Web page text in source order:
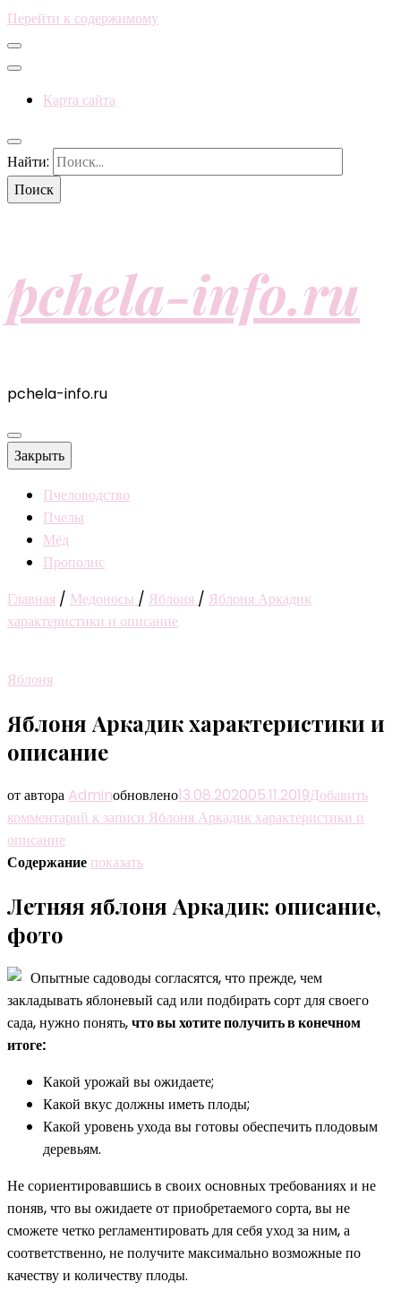
Перейти к содержимому
Карта сайта
Найти:
pchela-info.ru
pchela-info.ru
Закрыть
Пчеловодство
Пчелы
Мёд
Прополис
Главная / Медоносы / Яблоня / Яблоня Аркадик
характеристики и описание
Яблоня
Яблоня Аркадик характеристики и
описание
от автора Adminобновлено13.08.202005.11.2019Добавить
комментарий к записи Яблоня Аркадик характеристики и
описание
Содержание показать
Летняя яблоня Аркадик: описание,
фото
Опытные садоводы согласятся, что прежде, чем
закладывать яблоневый сад или подбирать сорт для своего
сада, нужно понять,что вы хотите получить в конечном
итоге:
Какой урожай вы ожидаете;
Какой вкус должны иметь плоды;
Какой уровень ухода вы готовы обеспечить плодовым
деревьям.
Не сориентировавшись в своих основных требованиях и не
поняв, что вы ожидаете от приобретаемого сорта, вы не
сможете четко регламентировать для себя уход за ним, а
соответственно, не получите максимально возможные по
качеству и количеству плоды.